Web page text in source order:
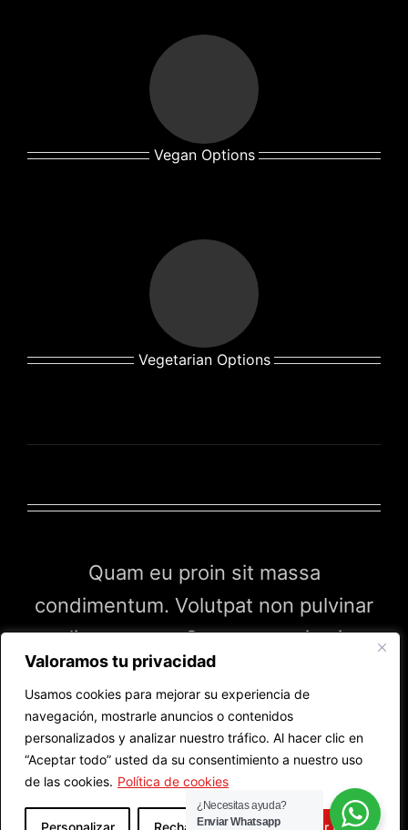
Valoramos tu privacidad
Usamos cookies para mejorar su experiencia de
navegación, mostrarle anuncios o contenidos
personalizados y analizar nuestro tráfico. Al hacer clic en
“Aceptar todo” usted da su consentimiento a nuestro uso
de las cookies. Política de cookies
Personalizar Rechazar todo Aceptar todo
Vegan Options
Vegetarian Options
Quam eu proin sit massa
condimentum. Volutpat non pulvinar
aliquet nunc. Quam eu proin sit
massa condimentum.
Copyright 2012 – 2019 Avada | All Rights Reserved | Powered by
¿Necesitas ayuda?
Enviar Whatsapp